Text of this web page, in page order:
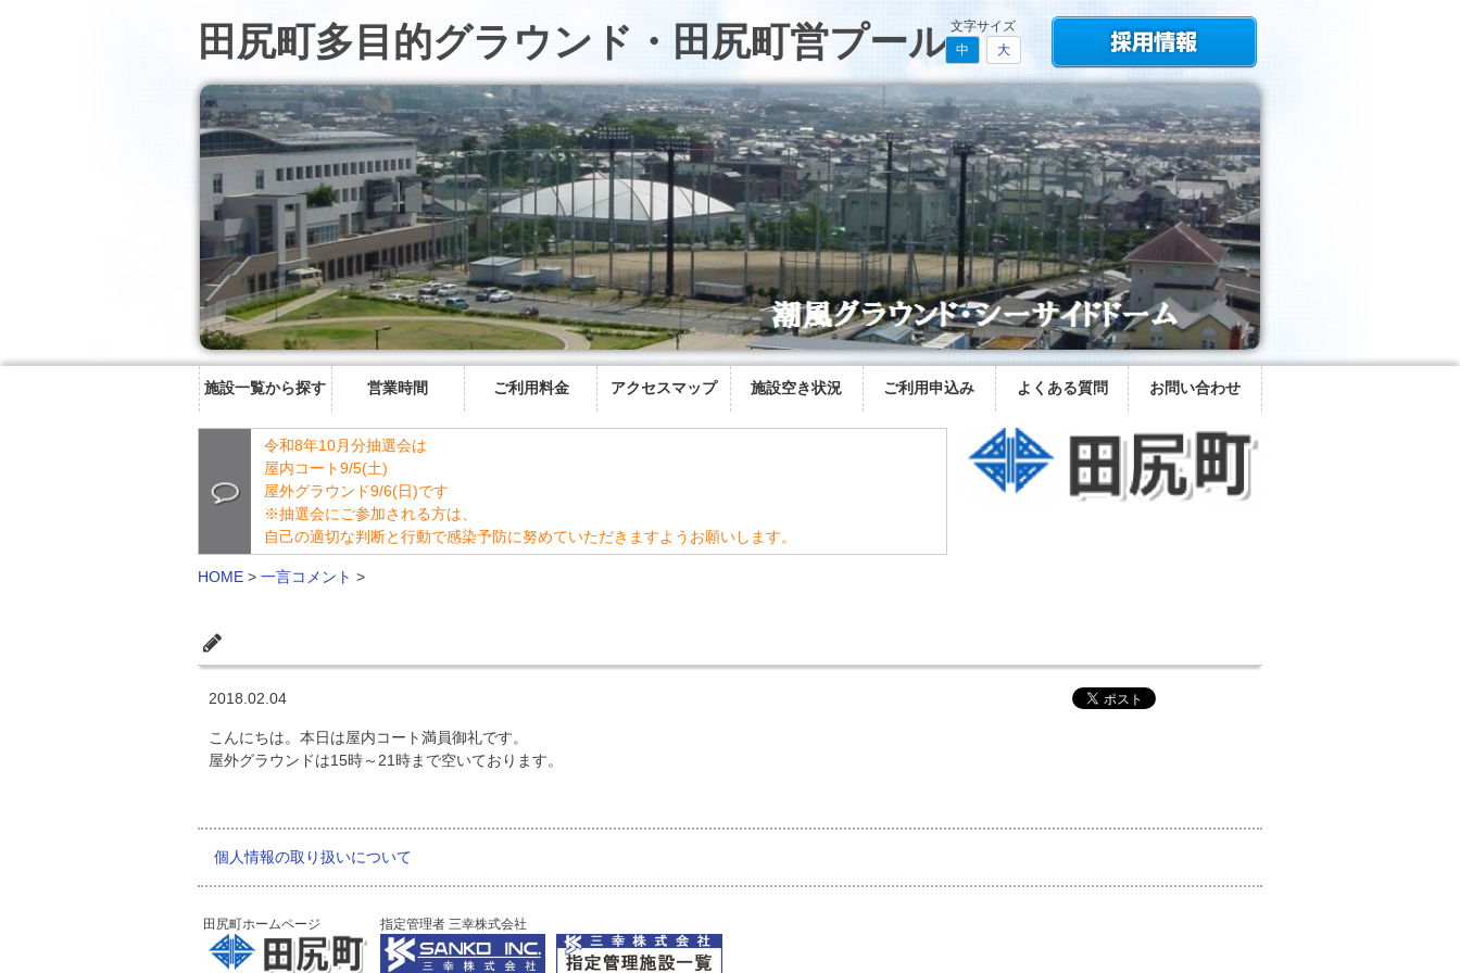
田尻町多目的グラウンド・田尻町営プール文字サイズ
中
大
施設一覧から探す 営業時間 ご利用料金 アクセスマップ 施設空き状況 ご利用申込み よくある質問 お問い合わせ
令和8年10月分抽選会は
屋内コート9/5(土)
屋外グラウンド9/6(日)です
※抽選会にご参加される方は、
自己の適切な判断と行動で感染予防に努めていただきますようお願いします。
HOME > 一言コメント >
2018.02.04
こんにちは。本日は屋内コート満員御礼です。
屋外グラウンドは15時～21時まで空いております。
個人情報の取り扱いについて
田尻町ホームページ 指定管理者 三幸株式会社